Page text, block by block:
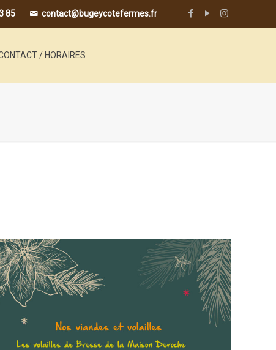
85 contact@bugeycotefermes.fr
/ HORAIRES